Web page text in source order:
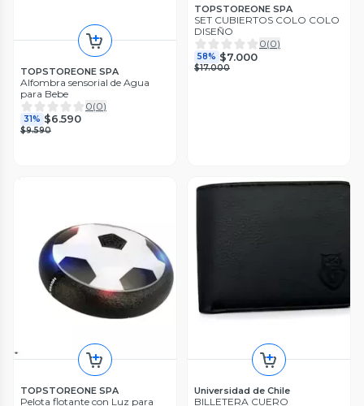
TOPSTOREONE SPA
Alfombra sensorial de Agua
para Bebe
0(0)
31% $6.590
$9.590
TOPSTOREONE SPA
SET CUBIERTOS COLO COLO
DISEÑO
0(0)
58% $7.000
$17.000
TOPSTOREONE SPA
Pelota flotante con Luz para
Universidad de Chile
BILLETERA CUERO